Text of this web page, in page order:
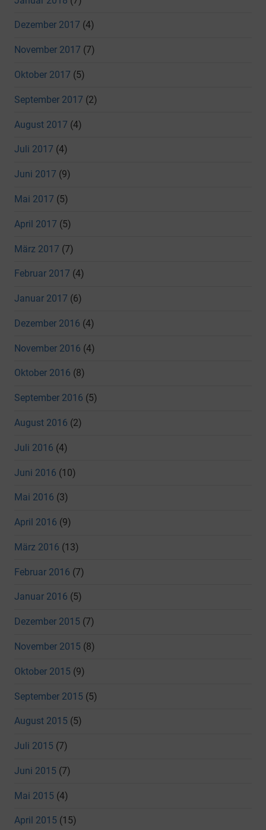
Dezember 2017 (4)
November 2017 (7)
Oktober 2017 (5)
September 2017 (2)
August 2017 (4)
Juli 2017 (4)
Juni 2017 (9)
Mai 2017 (5)
April 2017 (5)
März 2017 (7)
Februar 2017 (4)
Januar 2017 (6)
Dezember 2016 (4)
November 2016 (4)
Oktober 2016 (8)
September 2016 (5)
August 2016 (2)
Juli 2016 (4)
Juni 2016 (10)
Mai 2016 (3)
April 2016 (9)
März 2016 (13)
Februar 2016 (7)
Januar 2016 (5)
Dezember 2015 (7)
November 2015 (8)
Oktober 2015 (9)
September 2015 (5)
August 2015 (5)
Juli 2015 (7)
Juni 2015 (7)
Mai 2015 (4)
April 2015 (15)